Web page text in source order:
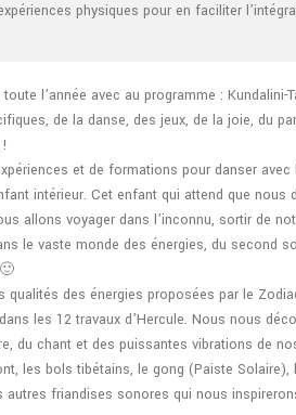
physiques pour en faciliter
l’année avec au programme : Kundalini-
de la danse, des jeux, de la joie, du
et de formations pour danser
intérieur. Cet enfant qui attend que nous
allons voyager dans l’inconnu, sortir de
le vaste monde des énergies, du second
qualités des énergies proposées par le
les 12 travaux d’Hercule. Nous nous
du chant et des puissantes vibrations de
les bols tibétains, le gong (Paiste Solaire),
friandises sonores qui nous